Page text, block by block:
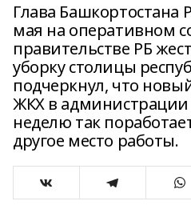
Глава Башкортостана
мая на оперативном
правительстве РБ
уборку столицы
подчеркнул, что
ЖКХ в
неделю так
другое место работы.